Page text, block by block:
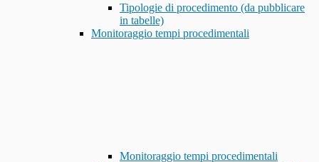
Tipologie di procedimento (da pubblicare
in tabelle)
Monitoraggio tempi procedimentali
Monitoraggio tempi procedimentali